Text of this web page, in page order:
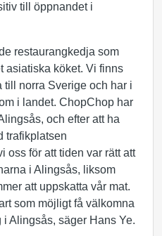
till öppnandet i
restaurangkedja som
asiatiska köket. Vi finns
till norra Sverige och har i
i landet. ChopChop har
och efter att ha
trafikplatsen
oss för att tiden var rätt att
i Alingsås, liksom
att uppskatta vår mat.
som möjligt få välkomna
Alingsås, säger Hans Ye.